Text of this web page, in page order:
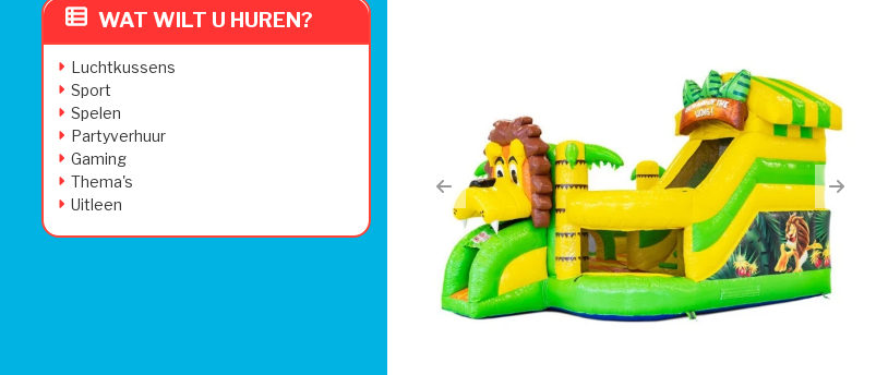
WAT WILT U HUREN?
Luchtkussens
Sport
Spelen
Partyverhuur
Gaming
Thema's
Uitleen
Previous Next